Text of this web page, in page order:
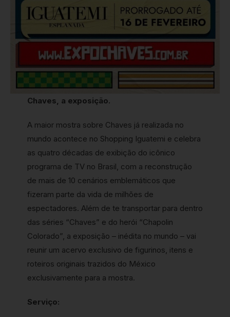
Chaves, a exposição.
A maior mostra sobre Chaves já realizada no
mundo acontece no Shopping Iguatemi e celebra
as quatro décadas de exibição do icônico
programa de TV no Brasil, com a reconstrução
de mais de 10 cenários emblemáticos que
fizeram parte da vida de milhões de
espectadores. Além de te transportar para dentro
das séries “Chaves” e do herói “Chapolin
Colorado”, a exposição – inédita no mundo – vai
reunir um acervo exclusivo de figurinos, itens e
roteiros originais trazidos do México
exclusivamente para a mostra.
Serviço: